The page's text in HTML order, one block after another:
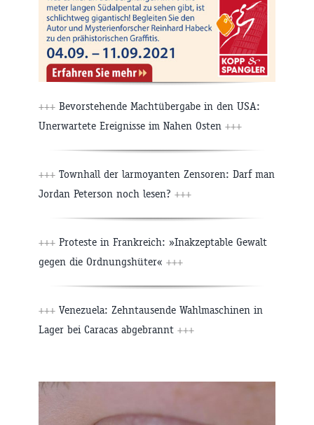
+++ Bevorstehende Machtübergabe in den USA:
Unerwartete Ereignisse im Nahen Osten +++
+++ Townhall der larmoyanten Zensoren: Darf man
Jordan Peterson noch lesen? +++
+++ Proteste in Frankreich: »Inakzeptable Gewalt
gegen die Ordnungshüter« +++
+++ Venezuela: Zehntausende Wahlmaschinen in
Lager bei Caracas abgebrannt +++